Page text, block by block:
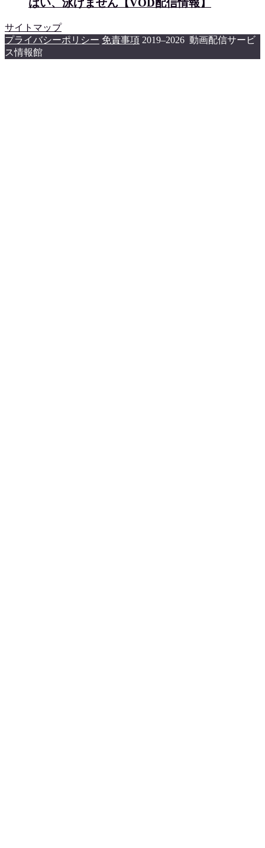
はい、泳げません【VOD配信情報】
サイトマップ
プライバシーポリシー 免責事項 2019–2026 動画配信サービ
ス情報館